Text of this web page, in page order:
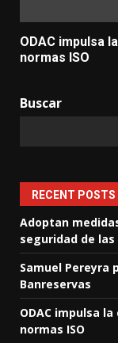
ODAC impulsa
normas ISO
Buscar
RECENT POSTS
Adoptan
seguridad de
Samuel Pereyra
Banreservas
ODAC impulsa
normas ISO